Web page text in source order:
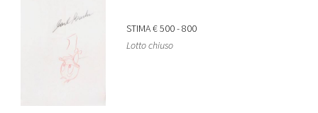
STIMA€ 500 - 800
Lotto chiuso